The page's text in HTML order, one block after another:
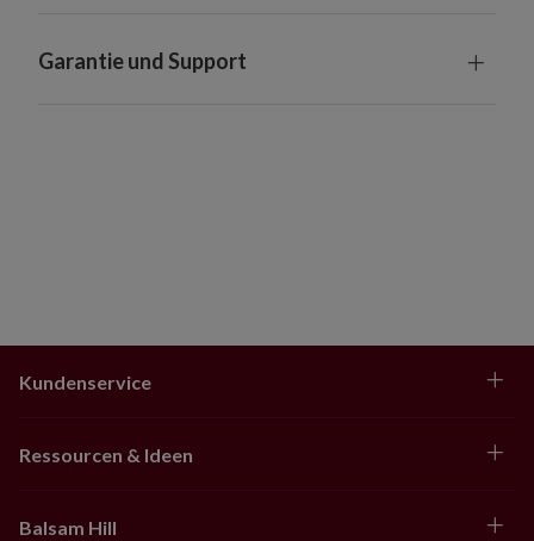
Garantie und Support
Kundenservice
Ressourcen & Ideen
Balsam Hill